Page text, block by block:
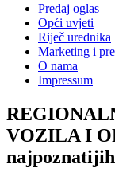
Predaj oglas
Opći uvjeti
Riječ urednika
Marketing i
O nama
Impressum
VOZILA I